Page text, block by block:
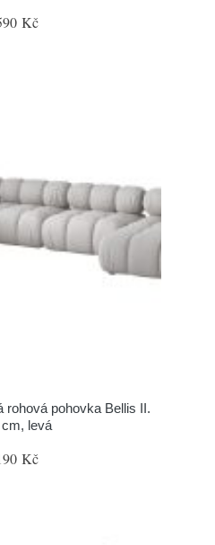
Kč
rohová pohovka Bellis II.
levá
Kč